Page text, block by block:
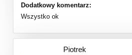
Dodatkowy komentarz:
Wszystko ok
Piotrek